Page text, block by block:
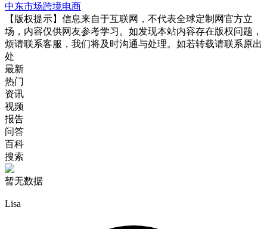
中东市场跨境电商
【版权提示】信息来自于互联网，不代表全球定制网官方立
场，内容仅供网友参考学习。如发现本站内容存在版权问题，
烦请联系客服，我们将及时沟通与处理。如若转载请联系原出
处
最新
热门
资讯
视频
报告
问答
百科
搜索
暂无数据
Lisa